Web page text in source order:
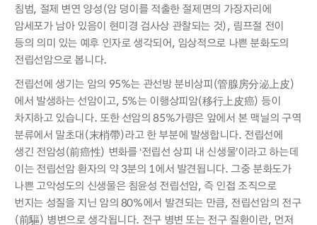
침범, 절제 변연 양성(암 덩이를 적출한 절제면의 가장자리에
암세포가 남아 있음이 현미경 검사상 관찰되는 것), 림프절 전이
등의 의미 있는 예후 인자로 생각되어, 임상적으로 나쁜 분화도의
전립선암으로 봅니다.
전립선에 생기는 암의 95%는 관선방 분비상피(管腺房分泌上皮)
에서 발생하는 선암이고, 5%는 이행상피암(移行上皮癌) 등이
차지하고 있습니다. 또한 선암의 85%가량은 앞에서 본 맥닐의 구역
분류에서 말초대(末梢帶)라고 한 부분에 발생합니다. 전립선에
생긴 전암성(前癌性) 변화를 ‘전립선 상피 내 신생물’이라고 하는데
이는 전립선암 환자의 약 3분의 1에서 발견됩니다. 그중 분화도가
나쁜 고악성도의 신생물은 침윤성 전립선암, 즉 인접 조직으로
번지는 성질을 지닌 암의 80%에서 발견되는 만큼, 전립선암의 전구
(前驅) 병변으로 생각됩니다. 전구 병변 또는 전구 질환이란, 먼저